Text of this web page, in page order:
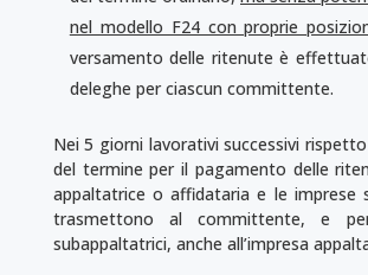
nel modello F24 con proprie
versamento delle ritenute è
deleghe per ciascun committente.
Nei 5 giorni lavorativi successivi
del termine per il pagamento delle
appaltatrice o affidataria e le imprese
trasmettono al committente, e
subappaltatrici, anche all’impresa